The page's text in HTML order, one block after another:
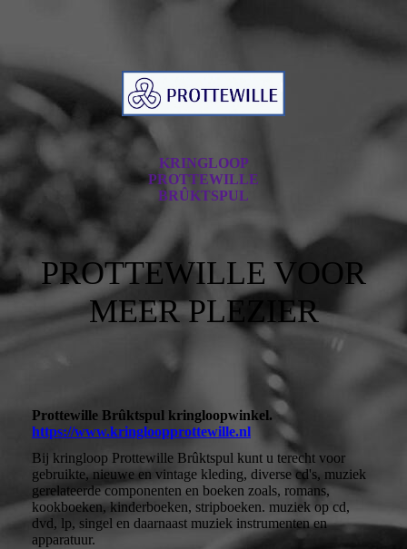
KRINGLOOP
PROTTEWILLE
BRÛKTSPUL
PROTTEWILLE VOOR
MEER PLEZIER
Prottewille Brûktspul kringloopwinkel.
https://www.kringloopprottewille.nl
Bij kringloop Prottewille Brûktspul kunt u terecht voor
gebruikte, nieuwe en vintage kleding, diverse cd's, muziek
gerelateerde componenten en boeken zoals, romans,
kookboeken, kinderboeken, stripboeken. muziek op cd,
dvd, lp, singel en daarnaast muziek instrumenten en
apparatuur.